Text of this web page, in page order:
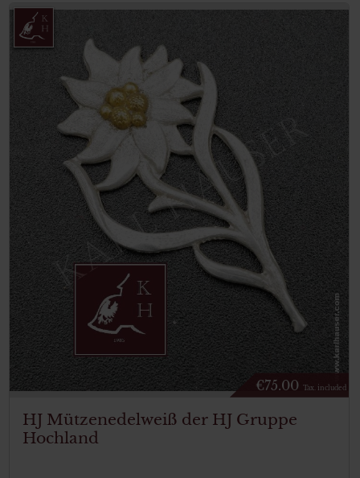
€75.00 Tax. included
HJ Mützenedelweiß der HJ Gruppe
Hochland